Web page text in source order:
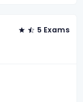
5 Exams